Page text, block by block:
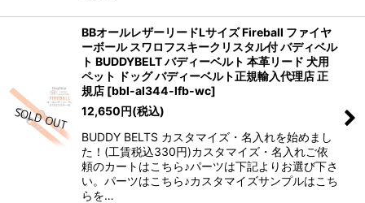
BBオールレザーリードLサイズ Fireball ファイヤ
ーボール スワロフスキークリスタル付 バディベル
ト BUDDYBELT バディーベルト 本革リード 犬用
ペット ドッグ バディーベルト正規輸入代理店 正
規店 [bbl-al344-lfb-wc]
12,650円(税込)
BUDDY BELTS カスタマイズ・名入れを始めまし
た！(工賃税込330円)カスタマイズ・名入れご依
頼のカートはこちら♪パーツは下記よりお選び下さ
い。パーツはこちら♪カスタマイズサンプルはこち
らを…